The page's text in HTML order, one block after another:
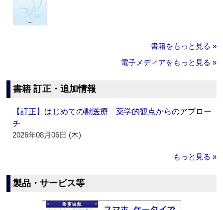
書籍をもっと見る »
電子メディアをもっと見る »
書籍 訂正・追加情報
【訂正】はじめての獣医療 薬学的観点からのアプロー
チ
2026年08月06日 (木)
もっと見る »
製品・サービス等